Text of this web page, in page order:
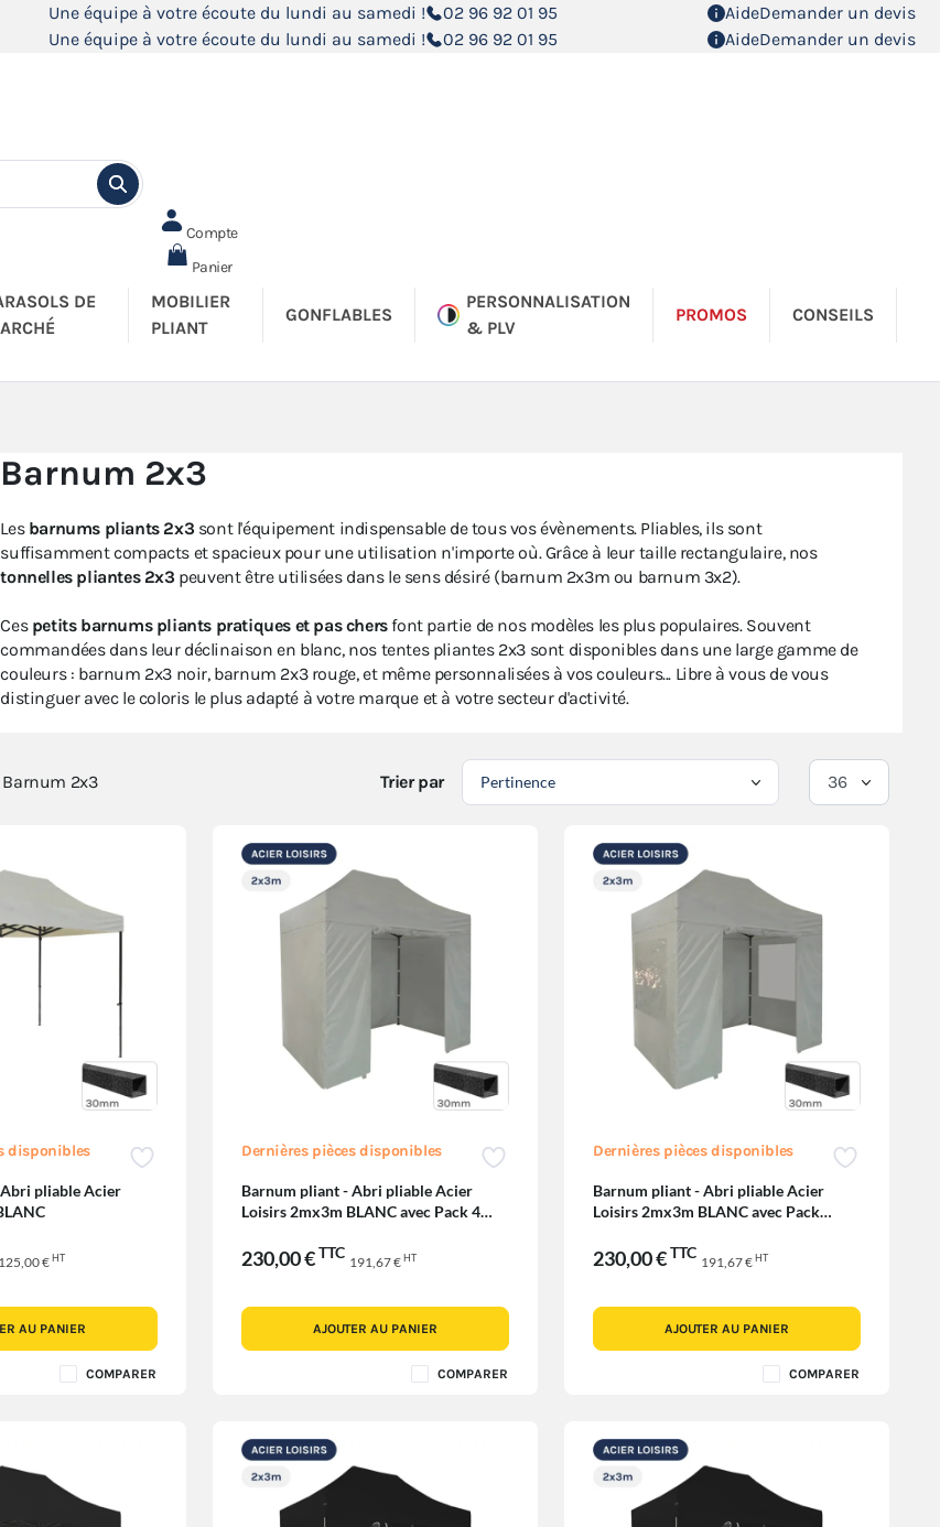
Une équipe à votre écoute du lundi au samedi ! 02 96 92 01 95 AideDemander un devis
Une équipe à votre écoute du lundi au samedi !
02 96 92 01 95 AideDemander un devis
Compte
Panier
DE
MOBILIER
PLIANT
GONFLABLES
PERSONNALISATION
& PLV
PROMOS CONSEILS
Barnum 2x3
Les barnums pliants 2x3 sont l'équipement indispensable de tous vos évènements. Pliables, ils sont
suffisamment compacts et spacieux pour une utilisation n'importe où. Grâce à leur taille rectangulaire, nos
tonnelles pliantes 2x3 peuvent être utilisées dans le sens désiré (barnum 2x3m ou barnum 3x2).
Ces petits barnums pliants pratiques et pas chersfont partie de nos modèles les plus populaires. Souvent
commandées dans leur déclinaison en blanc, nos tentes pliantes 2x3 sont disponibles dans une large gamme de
couleurs : barnum 2x3 noir, barnum 2x3 rouge, et même personnalisées à vos couleurs... Libre à vous de vous
distinguer avec le coloris le plus adapté à votre marque et à votre secteur d'activité.
Barnum 2x3 Trier par
disponibles
pliable Acier
125,00 €HT
AU PANIER
COMPARER
Dernières pièces disponibles
Barnum pliant - Abri pliable Acier
Loisirs 2mx3m BLANC avec Pack 4
230,00 €TTC
191,67 €HT
AJOUTER AU PANIER
COMPARER
Dernières pièces disponibles
Barnum pliant - Abri pliable Acier
Loisirs 2mx3m BLANC avec Pack
230,00 €TTC
191,67 €HT
AJOUTER AU PANIER
COMPARER